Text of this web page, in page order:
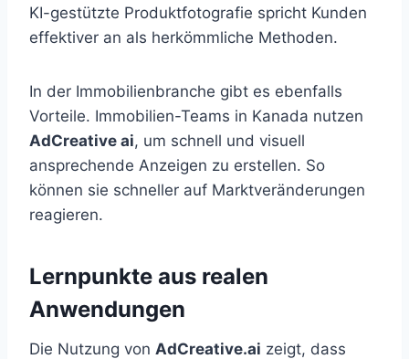
KI-gestützte Produktfotografie spricht Kunden
effektiver an als herkömmliche Methoden.
In der Immobilienbranche gibt es ebenfalls
Vorteile. Immobilien-Teams in Kanada nutzen
AdCreative ai, um schnell und visuell
ansprechende Anzeigen zu erstellen. So
können sie schneller auf Marktveränderungen
reagieren.
Lernpunkte aus realen
Anwendungen
Die Nutzung von AdCreative.ai zeigt, dass